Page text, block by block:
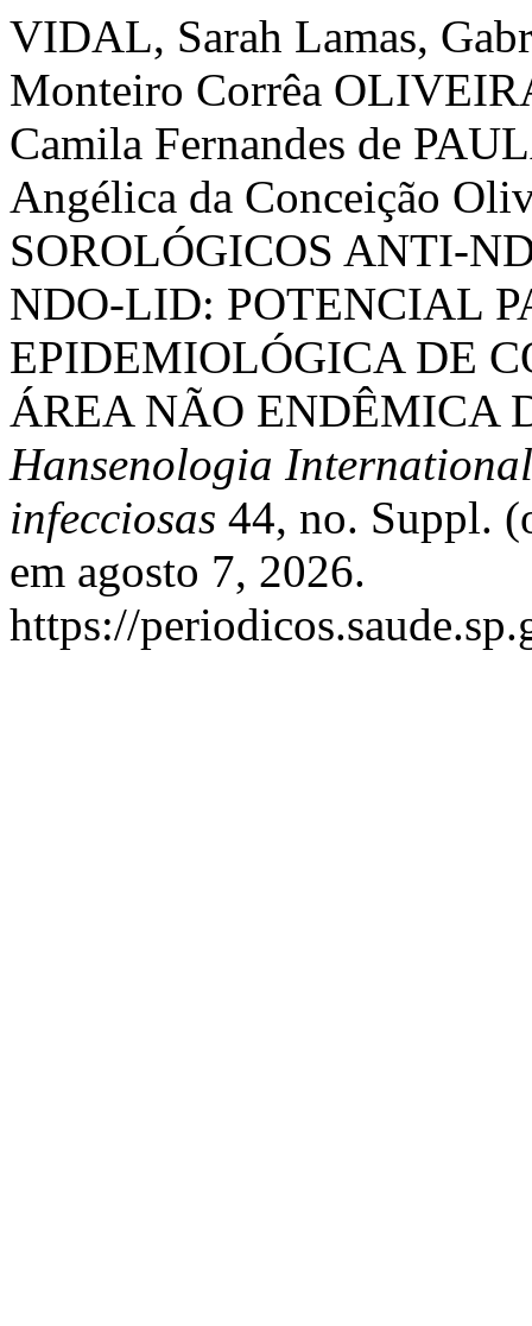
VIDAL, Sarah Lamas,
Monteiro Corrêa
Camila Fernandes de
Angélica da Conceição
SOROLÓGICOS ANTI-
NDO-LID: POTENCIAL
EPIDEMIOLÓGICA DE
ÁREA NÃO ENDÊMICA
Hansenologia
infecciosas 44, no. Suppl.
em agosto 7, 2026.
https://